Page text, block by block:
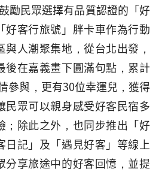
勵民眾選擇有品質認證的「好
好客行旅號」胖卡車作為行動
人潮聚集地，從台北出發，
後在嘉義畫下圓滿句點，累計
參與，更有30位幸運兒，獲得
民眾可以親身感受好客民宿多
；除此之外，也同步推出「好
日記」及「遇見好客」等線上
分享旅途中的好客回憶，並提